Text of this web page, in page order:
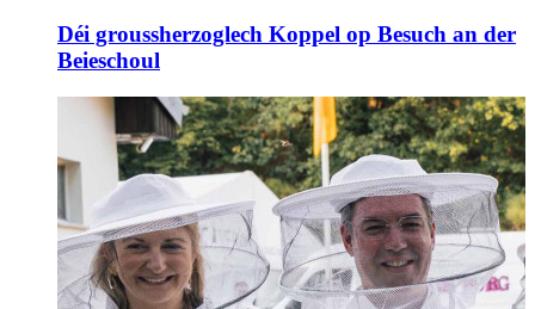
Déi groussherzoglech Koppel op Besuch an der
Beieschoul